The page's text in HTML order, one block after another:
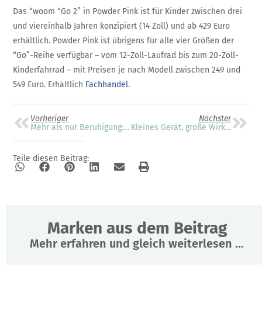
Das “woom “Go 2” in Powder Pink ist für Kinder zwischen drei
und viereinhalb Jahren konzipiert (14 Zoll) und ab 429 Euro
erhältlich. Powder Pink ist übrigens für alle vier Größen der
“Go”-Reihe verfügbar – vom 12-Zoll-Laufrad bis zum 20-Zoll-
Kinderfahrrad – mit Preisen je nach Modell zwischen 249 und
549 Euro. Erhältlich Fachhandel.
Vorheriger
Mehr als nur Beruhigung: ein Klassiker neu gedacht
Nächster
Kleines Gerät, große Wirkung: Momcozy CozyBreath im Alltag mit Neugeborenem
Teile diesen Beitrag:
Marken aus dem Beitrag
Mehr erfahren und gleich weiterlesen ...